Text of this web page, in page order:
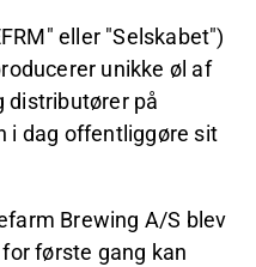
eller "Selskabet")
unikke øl af
distributører på
i dag offentliggøre sit
Brewing A/S blev
første gang kan